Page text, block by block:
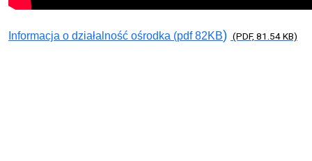
Informacja o działalność ośrodka (pdf 82KB) (PDF, 81.54 KB)